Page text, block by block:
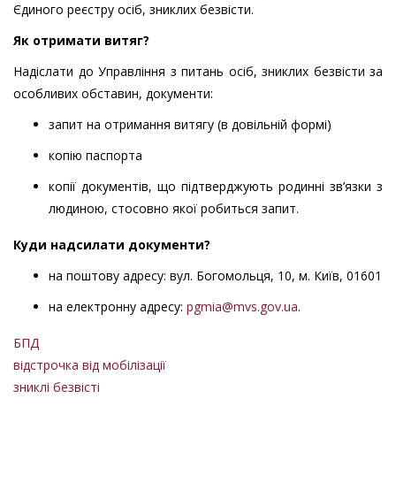
Єдиного реєстру осіб, зниклих безвісти.
Як отримати витяг?
Надіслати до Управління з питань осіб, зниклих безвісти за
особливих обставин, документи:
запит на отримання витягу (в довільній формі)
копію паспорта
копії документів, що підтверджують родинні зв’язки з
людиною, стосовно якої робиться запит.
Куди надсилати документи?
на поштову адресу: вул. Богомольця, 10, м. Київ, 01601
на електронну адресу: pgmia@mvs.gov.ua.
БПД
відстрочка від мобілізації
зниклі безвісті